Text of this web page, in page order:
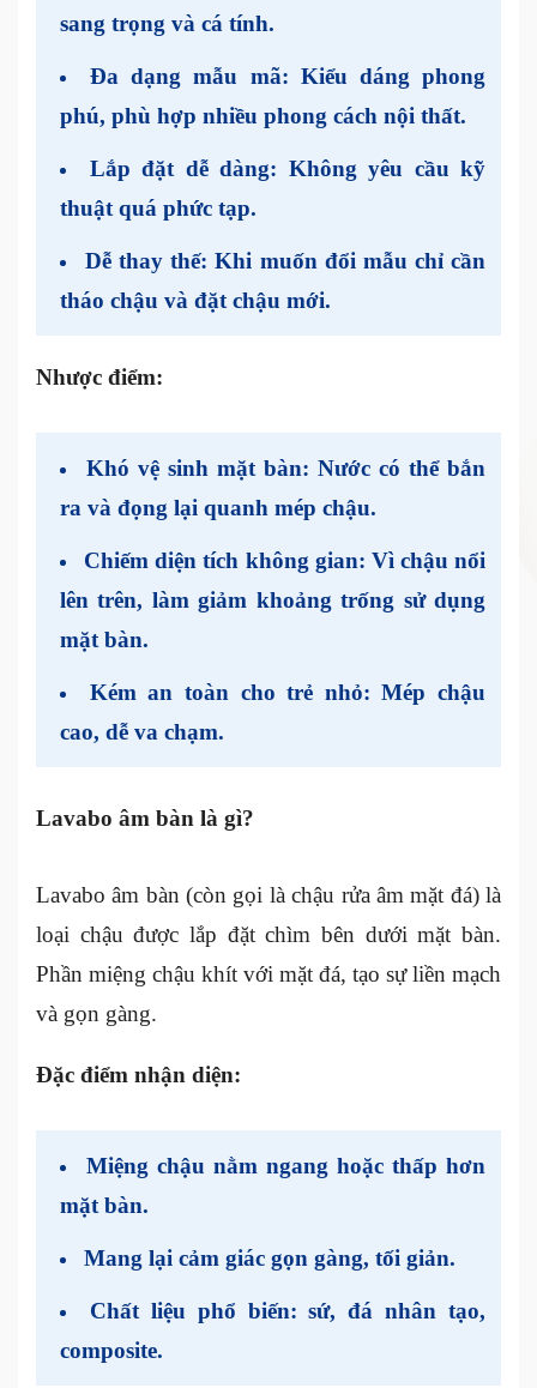
sang trọng và cá tính.
Đa dạng mẫu mã: Kiểu dáng phong
phú, phù hợp nhiều phong cách nội thất.
Lắp đặt dễ dàng: Không yêu cầu kỹ
thuật quá phức tạp.
Dễ thay thế: Khi muốn đổi mẫu chỉ cần
tháo chậu và đặt chậu mới.
Nhược điểm:
Khó vệ sinh mặt bàn: Nước có thể bắn
ra và đọng lại quanh mép chậu.
Chiếm diện tích không gian: Vì chậu nổi
lên trên, làm giảm khoảng trống sử dụng
mặt bàn.
Kém an toàn cho trẻ nhỏ: Mép chậu
cao, dễ va chạm.
Lavabo âm bàn là gì?
Lavabo âm bàn (còn gọi là chậu rửa âm mặt đá) là
loại chậu được lắp đặt chìm bên dưới mặt bàn.
Phần miệng chậu khít với mặt đá, tạo sự liền mạch
và gọn gàng.
Đặc điểm nhận diện:
Miệng chậu nằm ngang hoặc thấp hơn
mặt bàn.
Mang lại cảm giác gọn gàng, tối giản.
Chất liệu phổ biến: sứ, đá nhân tạo,
composite.